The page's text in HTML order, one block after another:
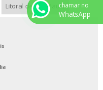
Litoral de São Paulochamar no
WhatsApp